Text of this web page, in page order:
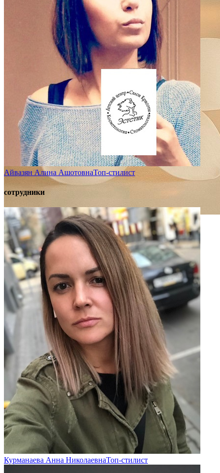
Консультация психолога
Кризис всегда открывает
новые возможности!
Хочешь разобраться в себе?
Записывайтесь на консультацию!
Записаться
Айвазян Алина АшотовнаТоп-стилист
сотрудники
Курманаева Анна НиколаевнаТоп-стилист